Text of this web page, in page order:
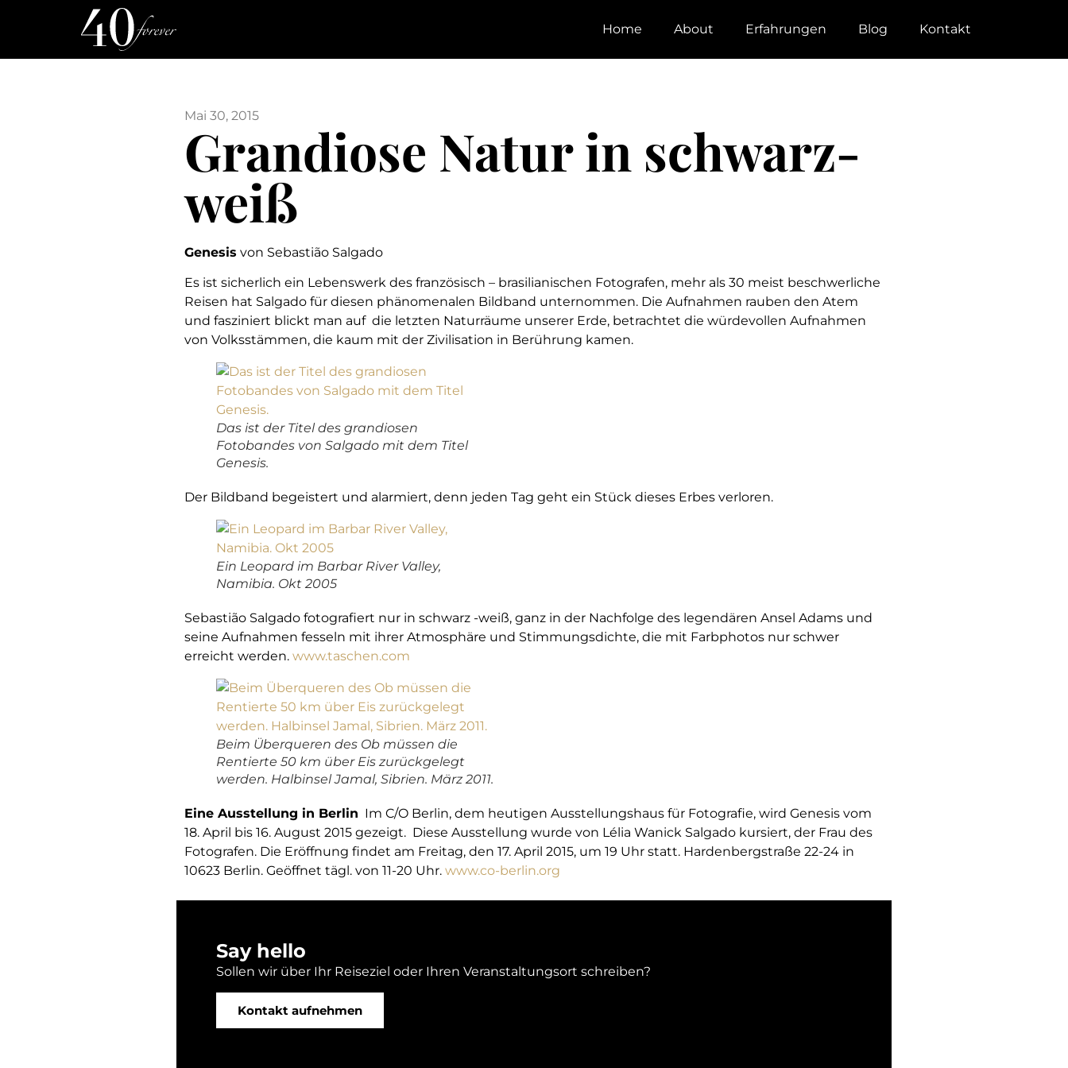
Home About Erfahrungen Blog Kontakt
Mai 30, 2015
Grandiose Natur in schwarz-
weiß
Genesis von Sebastião Salgado
Es ist sicherlich ein Lebenswerk des französisch – brasilianischen Fotografen, mehr als 30 meist beschwerliche
Reisen hat Salgado für diesen phänomenalen Bildband unternommen. Die Aufnahmen rauben den Atem
und fasziniert blickt man auf die letzten Naturräume unserer Erde, betrachtet die würdevollen Aufnahmen
von Volksstämmen, die kaum mit der Zivilisation in Berührung kamen.
Das ist der Titel des grandiosen
Fotobandes von Salgado mit dem Titel
Genesis.
Der Bildband begeistert und alarmiert, denn jeden Tag geht ein Stück dieses Erbes verloren.
Ein Leopard im Barbar River Valley,
Namibia. Okt 2005
Sebastião Salgado fotografiert nur in schwarz -weiß, ganz in der Nachfolge des legendären Ansel Adams und
seine Aufnahmen fesseln mit ihrer Atmosphäre und Stimmungsdichte, die mit Farbphotos nur schwer
erreicht werden. www.taschen.com
Beim Überqueren des Ob müssen die
Rentierte 50 km über Eis zurückgelegt
werden. Halbinsel Jamal, Sibrien. März 2011.
Eine Ausstellung in Berlin Im C/O Berlin, dem heutigen Ausstellungshaus für Fotografie, wird Genesis vom
18. April bis 16. August 2015 gezeigt. Diese Ausstellung wurde von Lélia Wanick Salgado kursiert, der Frau des
Fotografen. Die Eröffnung findet am Freitag, den 17. April 2015, um 19 Uhr statt. Hardenbergstraße 22-24 in
10623 Berlin. Geöffnet tägl. von 11-20 Uhr. www.co-berlin.org
Say hello
Sollen wir über Ihr Reiseziel oder Ihren Veranstaltungsort schreiben?
Kontakt aufnehmen